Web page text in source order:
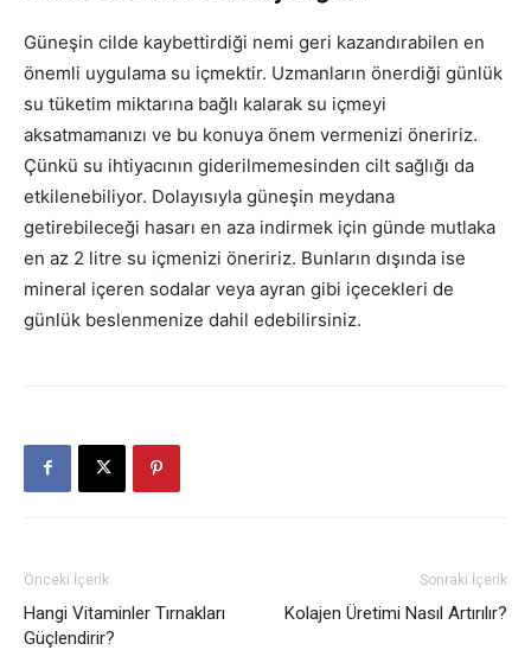
Güneşin cilde kaybettirdiği nemi geri kazandırabilen en
önemli uygulama su içmektir. Uzmanların önerdiği günlük
su tüketim miktarına bağlı kalarak su içmeyi
aksatmamanızı ve bu konuya önem vermenizi öneririz.
Çünkü su ihtiyacının giderilmemesinden cilt sağlığı da
etkilenebiliyor. Dolayısıyla güneşin meydana
getirebileceği hasarı en aza indirmek için günde mutlaka
en az 2 litre su içmenizi öneririz. Bunların dışında ise
mineral içeren sodalar veya ayran gibi içecekleri de
günlük beslenmenize dahil edebilirsiniz.
Önceki İçerik
Hangi Vitaminler Tırnakları
Güçlendirir?
Sonraki İçerik
Kolajen Üretimi Nasıl Artırılır?